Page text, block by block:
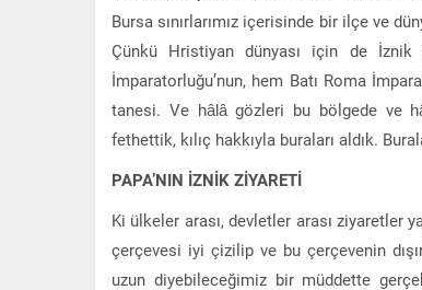
Bursa sınırlarımız içerisinde bir ilçe ve
Çünkü Hristiyan dünyası için de
İmparatorluğu’nun, hem Batı Roma
tanesi. Ve hâlâ gözleri bu bölgede ve
fethettik, kılıç hakkıyla buraları aldık.
PAPA’NIN İZNİK ZİYARETİ
Ki ülkeler arası, devletler arası ziyaretler
çerçevesi iyi çizilip ve bu çerçevenin
uzun diyebileceğimiz bir müddette